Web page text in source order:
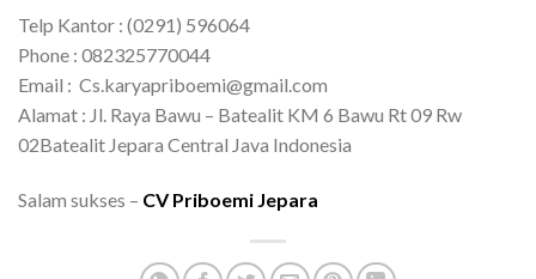
Telp Kantor : (0291) 596064
Phone : 082325770044
Email : Cs.karyapriboemi@gmail.com
Alamat : Jl. Raya Bawu – Batealit KM 6 Bawu Rt 09 Rw
02Batealit Jepara Central Java Indonesia
Salam sukses – CV Priboemi Jepara